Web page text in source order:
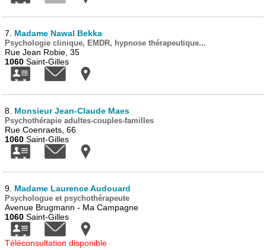
7. Madame Nawal Bekka
Psychologie clinique, EMDR, hypnose thérapeutique...
Rue Jean Robie, 35
1060 Saint-Gilles
8. Monsieur Jean-Claude Maes
Psychothérapie adultes-couples-familles
Rue Coenraets, 66
1060 Saint-Gilles
9. Madame Laurence Audouard
Psychologue et psychothérapeute
Avenue Brugmann - Ma Campagne
1060 Saint-Gilles
Téléconsultation disponible